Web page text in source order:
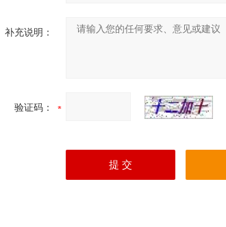
补充说明：
验证码：